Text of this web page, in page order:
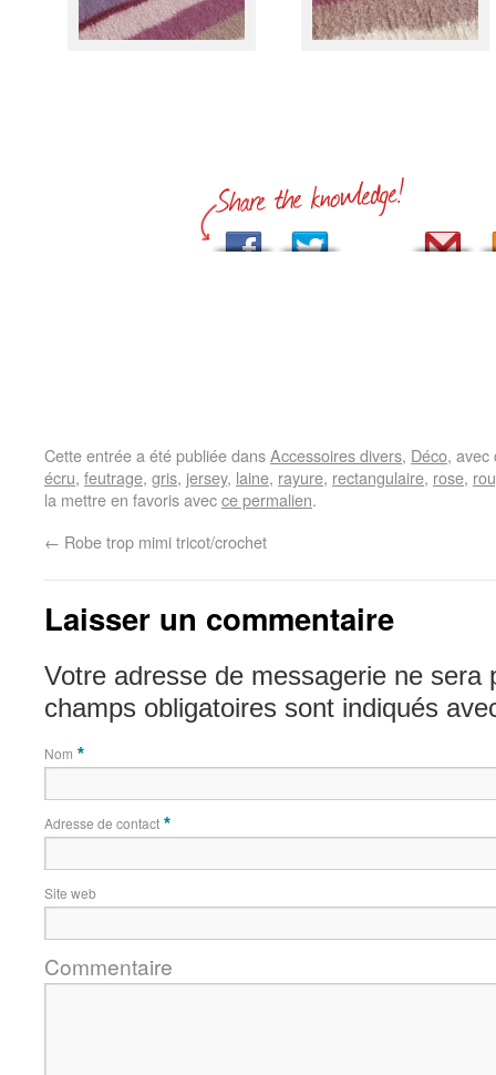
Cette entrée a été publiée dansAccessoires divers, Déco,
écru, feutrage, gris, jersey, laine, rayure, rectangulaire, rose,
la mettre en favoris avecce permalien.
← Robe trop mimi tricot/crochet
Laisser un commentaire
Votre adresse de messagerie ne sera
champs obligatoires sont indiqués
Nom *
Adresse de contact *
Site web
Commentaire